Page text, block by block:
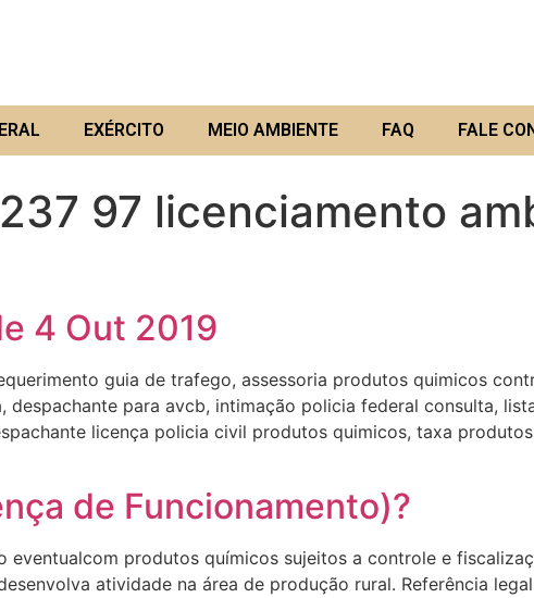
EXÉRCITO MEIO AMBIENTE FAQ FALE
97 licenciamento
4 Out 2019
guia de trafego, assessoria produtos quimicos
para avcb, intimação policia federal consulta,
licença policia civil produtos quimicos, taxa
de Funcionamento)?
produtos químicos sujeitos a controle e
atividade na área de produção rural. Referência